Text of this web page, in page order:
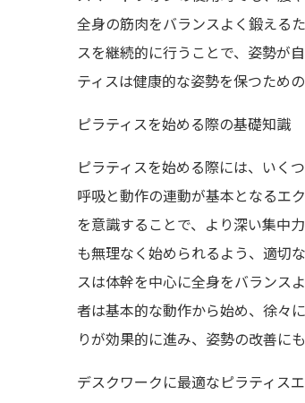
全身の筋肉をバランスよく鍛える
スを継続的に行うことで、姿勢が
ティスは健康的な姿勢を保つため
ピラティスを始める際の基礎知識
ピラティスを始める際には、いく
呼吸と動作の連動が基本となるエ
を意識することで、より深い集中
も無理なく始められるよう、適切
スは体幹を中心に全身をバランス
者は基本的な動作から始め、徐々
りが効果的に進み、姿勢の改善にも
デスクワークに最適なピラティス